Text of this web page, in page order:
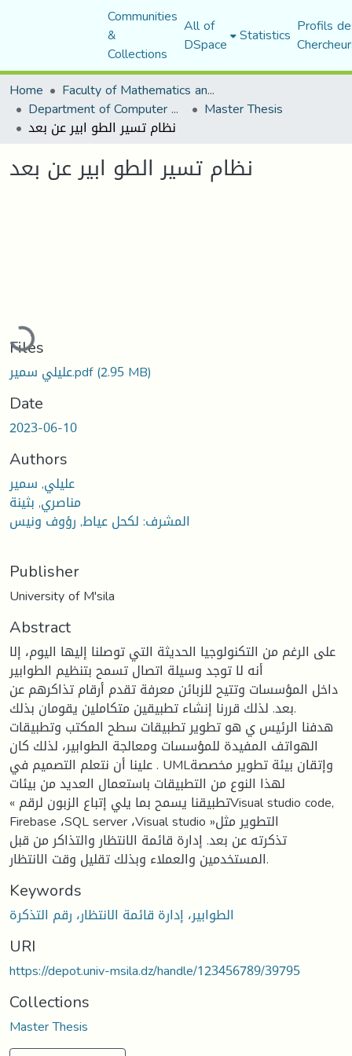
Communities
&
Collections
All of
DSpace Statistics Profils
Home
Faculty of Mathematics and Computer Science
Department of Computer Science Master Thesis
نظام تسير الطو ابير عن بعد
نظام تسير الطو ابير عن بعد
Loading...
Files
عليلي سمير.pdf(2.95 MB)
Date
2023-06-10
Authors
عليلي, سمير
مناصري, بثينة
المشرف: لكحل عياط, رؤوف ونيس
Publisher
University of M'sila
Abstract
على الرغم من التكنولوجيا الحديثة التي توصلنا إليها اليوم، إلا
أنه لا توجد وسيلة اتصال تسمح بتنظيم الطوابير
داخل المؤسسات وتتيح للزبائن معرفة تقدم أرقام تذاكرهم عن
بعد. لذلك قررنا إنشاء تطبيقين متكاملين يقومان بذلك.
هدفنا الرئيس ي هو تطوير تطبيقات سطح المكتب وتطبيقات
الهواتف المفيدة للمؤسسات ومعالجة الطوابير، لذلك كان
علينا أن نتعلم التصميم في . UMLوإتقان بيئة تطوير مخصصة
لهذا النوع من التطبيقات باستعمال العديد من بيئات
« تطبيقنا يسمح بما يلي إتباع الزبون لرقمVisual studio code,
Firebase ،SQL server ،Visual studio »التطوير مثل
تذكرته عن بعد. إدارة قائمة الانتظار والتذاكر من قبل
المستخدمين والعملاء وبذلك تقليل وقت الانتظار.
Keywords
الطوابير، إدارة قائمة الانتظار، رقم التذكرة
URI
https://depot.univ-msila.dz/handle/123456789/39795
Collections
Master Thesis